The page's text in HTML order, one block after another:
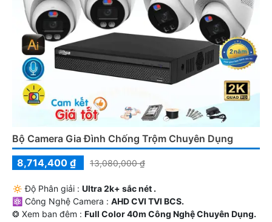
Bộ Camera Gia Đình Chống Trộm Chuyên Dụng
8,714,400 ₫
13,080,000 ₫
🔅 Độ Phân giải : Ultra 2k+ sắc nét .
⚛️ Công Nghệ Camera : AHD CVI TVI BCS.
❂ Xem ban đêm : Full Color 40m Công Nghệ Chuyên Dụng.